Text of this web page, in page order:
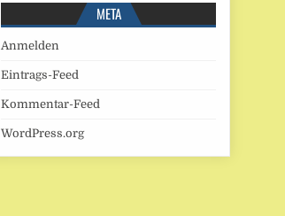
META
Anmelden
Eintrags-Feed
Kommentar-Feed
WordPress.org